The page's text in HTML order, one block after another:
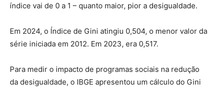
índice vai de 0 a 1 – quanto maior, pior a desigualdade.
Em 2024, o Índice de Gini atingiu 0,504, o menor valor da
série iniciada em 2012. Em 2023, era 0,517.
Para medir o impacto de programas sociais na redução
da desigualdade, o IBGE apresentou um cálculo do Gini